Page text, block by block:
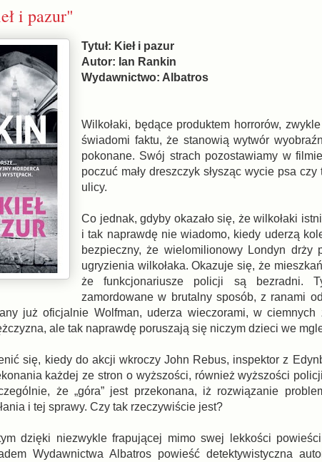
i pazur"
Tytuł: Kieł i pazur
Autor: Ian Rankin
Wydawnictwo: Albatros
Wilkołaki, będące produktem horrorów,
świadomi faktu, że stanowią wytwór
pokonane. Swój strach pozostawiamy w
poczuć mały dreszczyk słysząc wycie psa
ulicy.
Co jednak, gdyby okazało się, że wilkołaki
i tak naprawdę nie wiadomo, kiedy uderzą
bezpieczny, że wielomilionowy Londyn drży
ugryzienia wilkołaka. Okazuje się, że
że funkcjonariusze policji są bezradni.
zamordowane w brutalny sposób, z ranami
już oficjalnie Wolfman, uderza wieczorami, w ciemnych
ale tak naprawdę poruszają się niczym dzieci we
się, kiedy do akcji wkroczy John Rebus, inspektor z
każdej ze stron o wyższości, również wyższości
że „góra” jest przekonana, iż rozwiązanie
i tej sprawy. Czy tak rzeczywiście jest?
dzięki niezwykle frapującej mimo swej lekkości
Wydawnictwa Albatros powieść detektywistyczna